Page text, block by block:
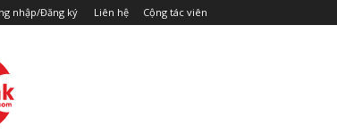
nhập/Đăng ký Liên hệ Cộng tác viên